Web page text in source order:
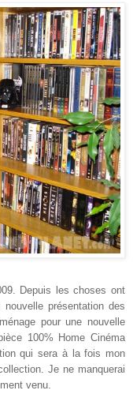
Depuis les choses ont
présentation des
pour une nouvelle
100% Home Cinéma
qui sera à la fois mon
Je ne manquerai
venu.